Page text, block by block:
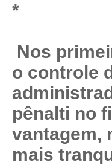
*
Nos
o controle
pênalti no
vantagem,
mais